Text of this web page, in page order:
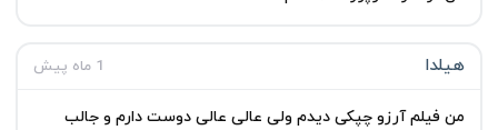
هیلدا 1 ماه پیش
من فیلم آرزو چپکی دیدم ولی عالی عالی دوست دارم و جالب